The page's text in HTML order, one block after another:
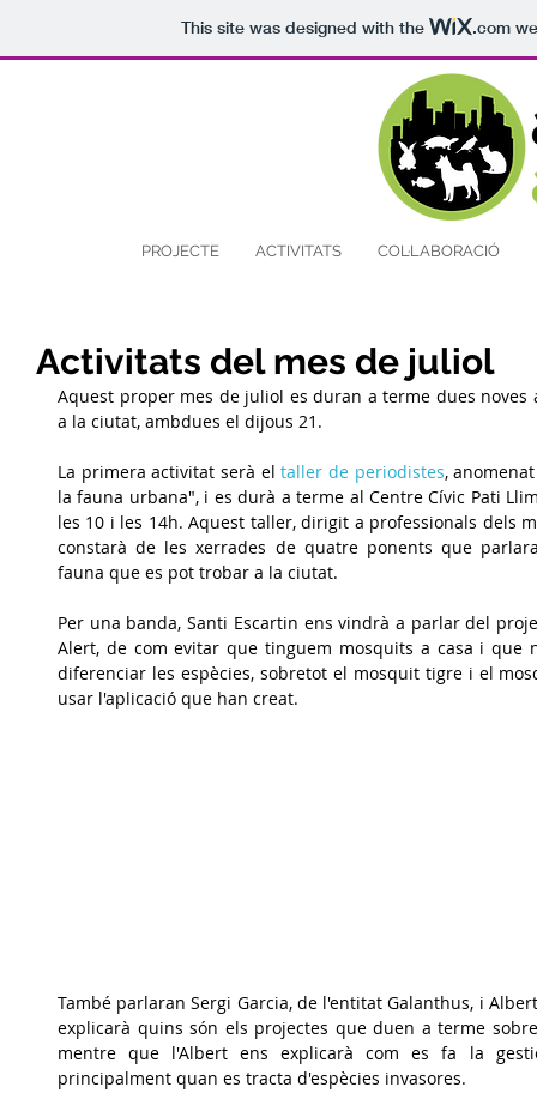
This site was designed with the .com
PROJECTE ACTIVITATS COL·LABORACIÓ
Activitats del mes de juliol
Aquest proper mes de juliol es duran a terme dues
a la ciutat, ambdues el dijous 21.
La primera activitat serà el taller de periodistes,
la fauna urbana", i es durà a terme al Centre Cívic Pati
les 10 i les 14h. Aquest taller, dirigit a professionals dels
constarà de les xerrades de quatre ponents que
fauna que es pot trobar a la ciutat.
Per una banda, Santi Escartin ens vindrà a parlar del
Alert, de com evitar que tinguem mosquits a casa i que
diferenciar les espècies, sobretot el mosquit tigre i el
usar l'aplicació que han creat.
També parlaran Sergi Garcia, de l'entitat Galanthus, i
explicarà quins són els projectes que duen a terme
mentre que l'Albert ens explicarà com es fa la
principalment quan es tracta d'espècies invasores.